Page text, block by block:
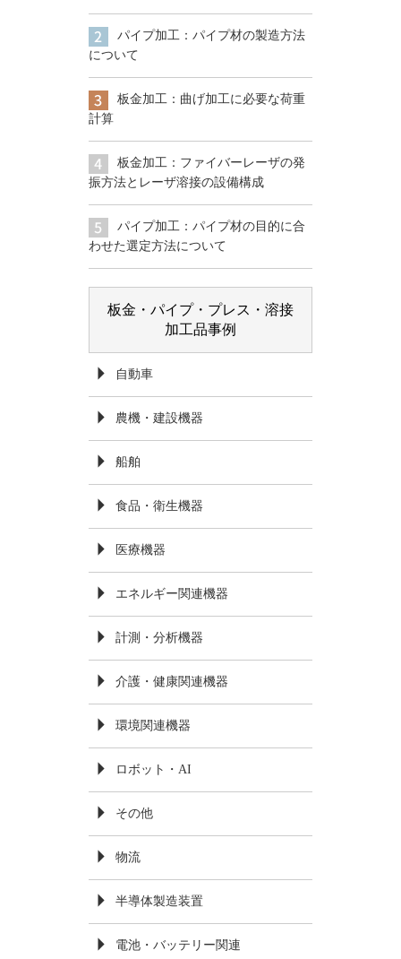
パイプ加工：パイプ材の製造方法
について
板金加工：曲げ加工に必要な荷重
計算
板金加工：ファイバーレーザの発
振方法とレーザ溶接の設備構成
パイプ加工：パイプ材の目的に合
わせた選定方法について
板金・パイプ・プレス・溶接
加工品事例
自動車
農機・建設機器
船舶
食品・衛生機器
医療機器
エネルギー関連機器
計測・分析機器
介護・健康関連機器
環境関連機器
ロボット・AI
その他
物流
半導体製造装置
電池・バッテリー関連